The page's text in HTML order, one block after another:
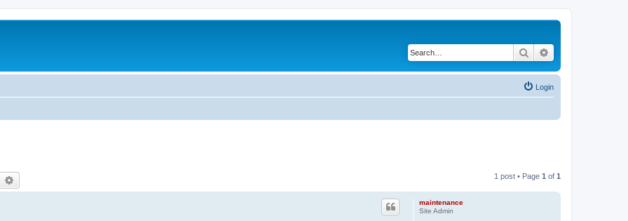
Search
Login
Search 1 post • Page 1 of 1
maintenance
Site Admin